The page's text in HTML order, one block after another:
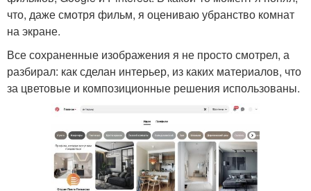
что, даже смотря фильм, я оцениваю убранство комнат
на экране.
Все сохраненные изображения я не просто смотрел, а
разбирал: как сделан интерьер, из каких материалов, что
за цветовые и композиционные решения использованы.